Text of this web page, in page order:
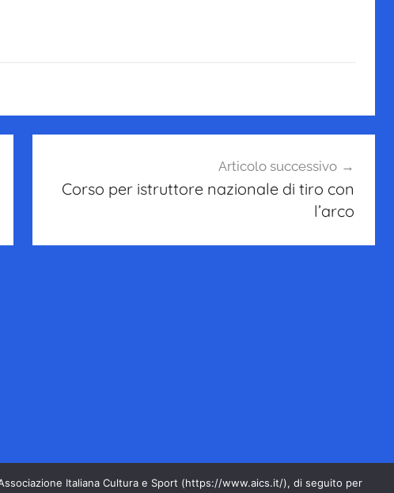
Articolo successivo
Corso per istruttore nazionale di tiro con
l’arco
Italiana Cultura e Sport (https://www.aics.it/), di seguito per